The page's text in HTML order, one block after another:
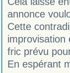
annonce
Cette
improvisation
fric prévu
En espérant